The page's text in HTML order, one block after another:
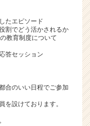
たエピソード
割でどう活かされるか
教育制度について
答セッション
合のいい日程でご参加
設けております。